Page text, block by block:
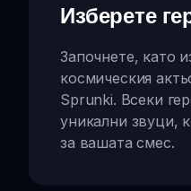
Изберете
Започнете, като
космическия
Sprunki. Всеки
уникални звуци,
за вашата смес.